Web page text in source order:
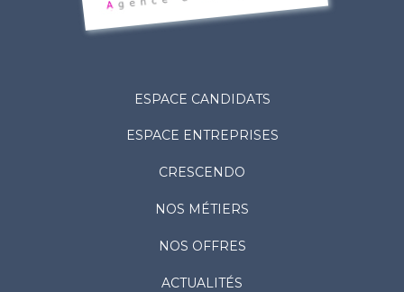
ESPACE CANDIDATS
ESPACE ENTREPRISES
CRESCENDO
NOS MÉTIERS
NOS OFFRES
ACTUALITÉS